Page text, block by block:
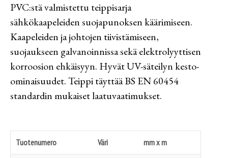
PVC:stä valmistettu teippisarja
sähkökaapeleiden suojapunoksen käärimiseen.
Kaapeleiden ja johtojen tiivistämiseen,
suojaukseen galvanoinnissa sekä elektrolyyttisen
korroosion ehkäisyyn. Hyvät UV-säteilyn kesto-
ominaisuudet. Teippi täyttää BS EN 60454
standardin mukaiset laatuvaatimukset.
Tuotenumero Väri mm x m